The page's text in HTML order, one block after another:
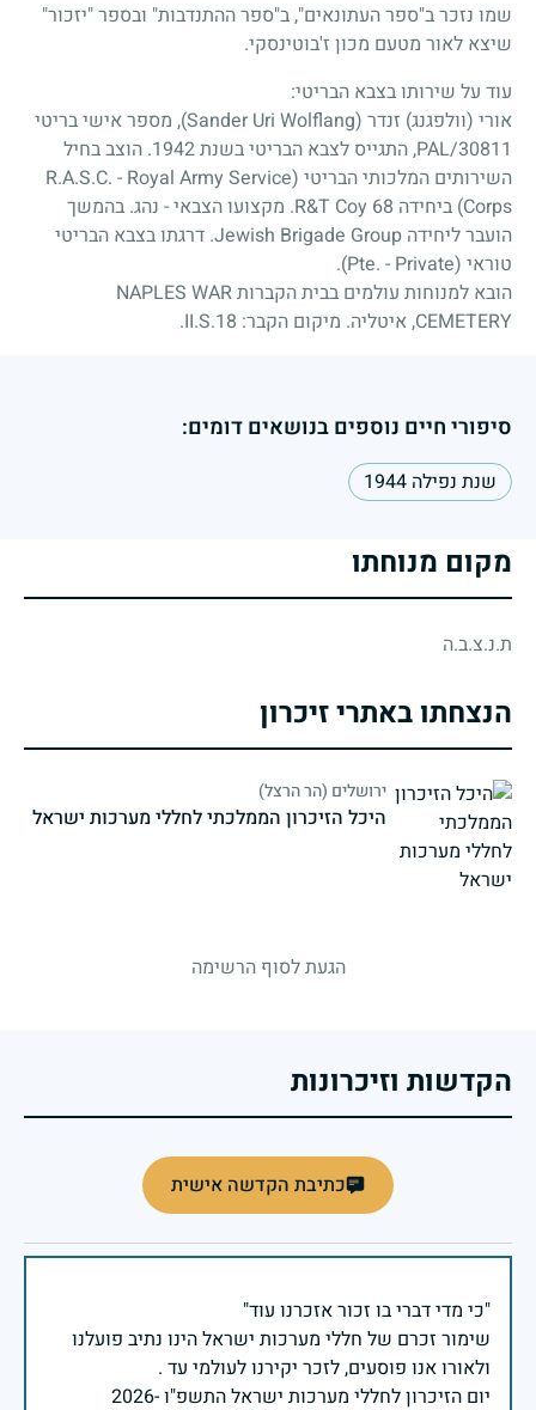
שמו נזכר ב"ספר העתונאים", ב"ספר ההתנדבות" ובספר "יזכור"
שיצא לאור מטעם מכון ז'בוטינסקי.
עוד על שירותו בצבא הבריטי:
אורי (וולפגנג) זנדר (Sander Uri Wolflang), מספר אישי בריטי
PAL/30811, התגייס לצבא הבריטי בשנת 1942. הוצב בחיל
השירותים המלכותי הבריטי (R.A.S.C. - Royal Army Service
Corps) ביחידה 68 R&T Coy. מקצועו הצבאי - נהג. בהמשך
הועבר ליחידה Jewish Brigade Group. דרגתו בצבא הבריטי
טוראי (Pte. - Private).
הובא למנוחות עולמים בבית הקברות NAPLES WAR
CEMETERY, איטליה. מיקום הקבר:
.
סיפורי חיים נוספים בנושאים דומים:
שנת נפילה 1944
מקום מנוחתו
ת.נ.צ.ב.ה
הנצחתו באתרי זיכרון
ירושלים (הר הרצל)
היכל הזיכרון הממלכתי לחללי מערכות ישראל
הגעת לסוף הרשימה
הקדשות וזיכרונות
כתיבת הקדשה אישית
שימור זכרם של חללי מערכות ישראל הינו נתיב פועלנו
יום הזיכרון לחללי מערכות ישראל התשפ"ו -2026